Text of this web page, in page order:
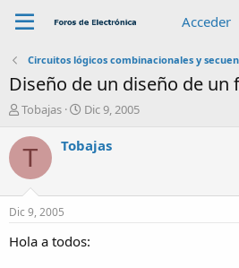
Acceder
Circuitos lógicos combinacionales y
Diseño de un diseño de
A
t
r
Tobajas
F
c
n
Dic 9, 2005
T Tobajas
Dic 9, 2005
Hola a todos: